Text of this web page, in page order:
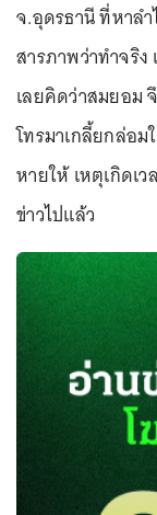
จ.อุดรธานี ที่หาล
สารภาพว่าทำจริ
เลยคิดว่าสมยอม
โทรมาเกลี้ยกล่อ
หายให้ เหตุเกิดเ
ข่าวไปแล้ว